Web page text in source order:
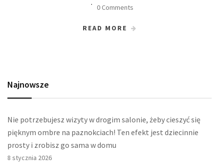
0 Comments
READ MORE
Najnowsze
Nie potrzebujesz wizyty w drogim salonie, żeby cieszyć się
pięknym ombre na paznokciach! Ten efekt jest dziecinnie
prosty i zrobisz go sama w domu
8 stycznia 2026